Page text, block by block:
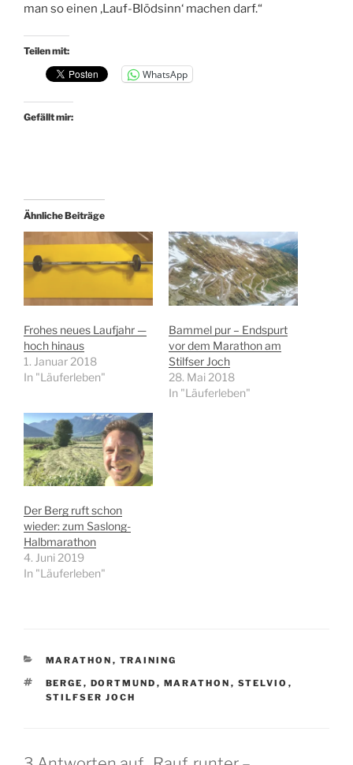
man so einen ‚Lauf-Blödsinn‘ machen darf.“
Teilen mit:
WhatsApp
Gefällt mir:
Ähnliche Beiträge
Frohes neues Laufjahr —
hoch hinaus
1. Januar 2018
In "Läuferleben"
Bammel pur – Endspurt
vor dem Marathon am
Stilfser Joch
28. Mai 2018
In "Läuferleben"
Der Berg ruft schon
wieder: zum Saslong-
Halbmarathon
4. Juni 2019
In "Läuferleben"
KATEGORIEN
MARATHON , TRAINING
SCHLAGWÖRTER
BERGE , DORTMUND , MARATHON , STELVIO ,
STILFSER JOCH